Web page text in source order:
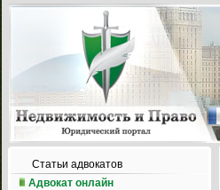
Статьи адвокатов
Адвокат онлайн